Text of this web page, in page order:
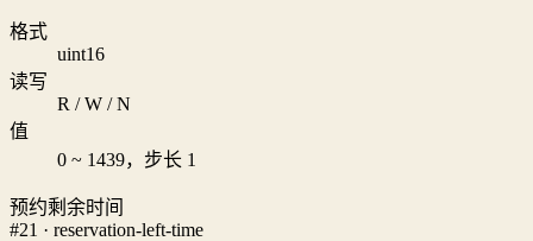
格式
uint16
读写
R / W / N
值
0 ~ 1439，步长 1
预约剩余时间
#21 · reservation-left-time